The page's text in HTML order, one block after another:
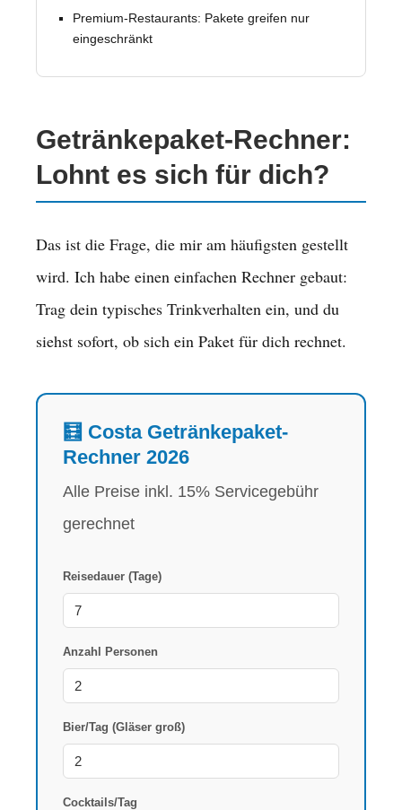
Premium-Restaurants: Pakete greifen nur
eingeschränkt
Getränkepaket-Rechner:
Lohnt es sich für dich?
Das ist die Frage, die mir am häufigsten gestellt
wird. Ich habe einen einfachen Rechner gebaut:
Trag dein typisches Trinkverhalten ein, und du
siehst sofort, ob sich ein Paket für dich rechnet.
🧮 Costa Getränkepaket-
Rechner 2026
Alle Preise inkl. 15% Servicegebühr
gerechnet
Reisedauer (Tage)
Anzahl Personen
Bier/Tag (Gläser groß)
Cocktails/Tag